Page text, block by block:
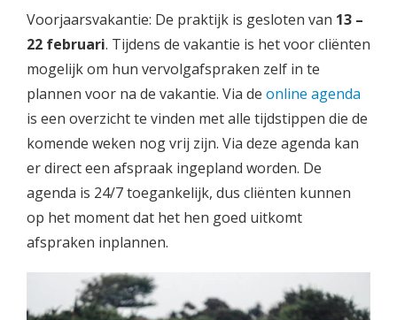
Voorjaarsvakantie: De praktijk is gesloten van 13 –
22 februari. Tijdens de vakantie is het voor cliënten
mogelijk om hun vervolgafspraken zelf in te
plannen voor na de vakantie. Via de online agenda
is een overzicht te vinden met alle tijdstippen die de
komende weken nog vrij zijn. Via deze agenda kan
er direct een afspraak ingepland worden. De
agenda is 24/7 toegankelijk, dus cliënten kunnen
op het moment dat het hen goed uitkomt
afspraken inplannen.